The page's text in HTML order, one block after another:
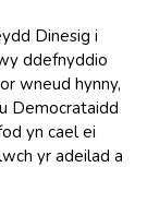
Dinesig i
ddefnyddio
wneud hynny,
Democrataidd
yn cael ei
yr adeilad a